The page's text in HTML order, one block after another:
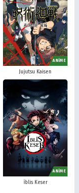
ANİME
Jujutsu Kaisen
ANİME
İblis Keser